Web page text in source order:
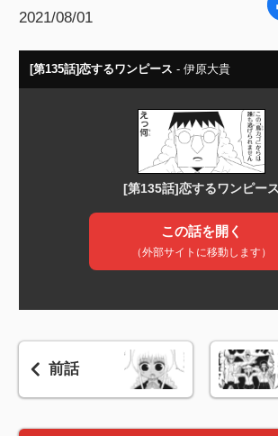
2021/08/01
前話